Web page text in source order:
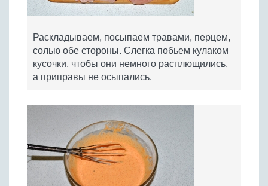
Раскладываем, посыпаем травами, перцем,
солью обе стороны. Слегка побьем кулаком
кусочки, чтобы они немного расплющились,
а приправы не осыпались.